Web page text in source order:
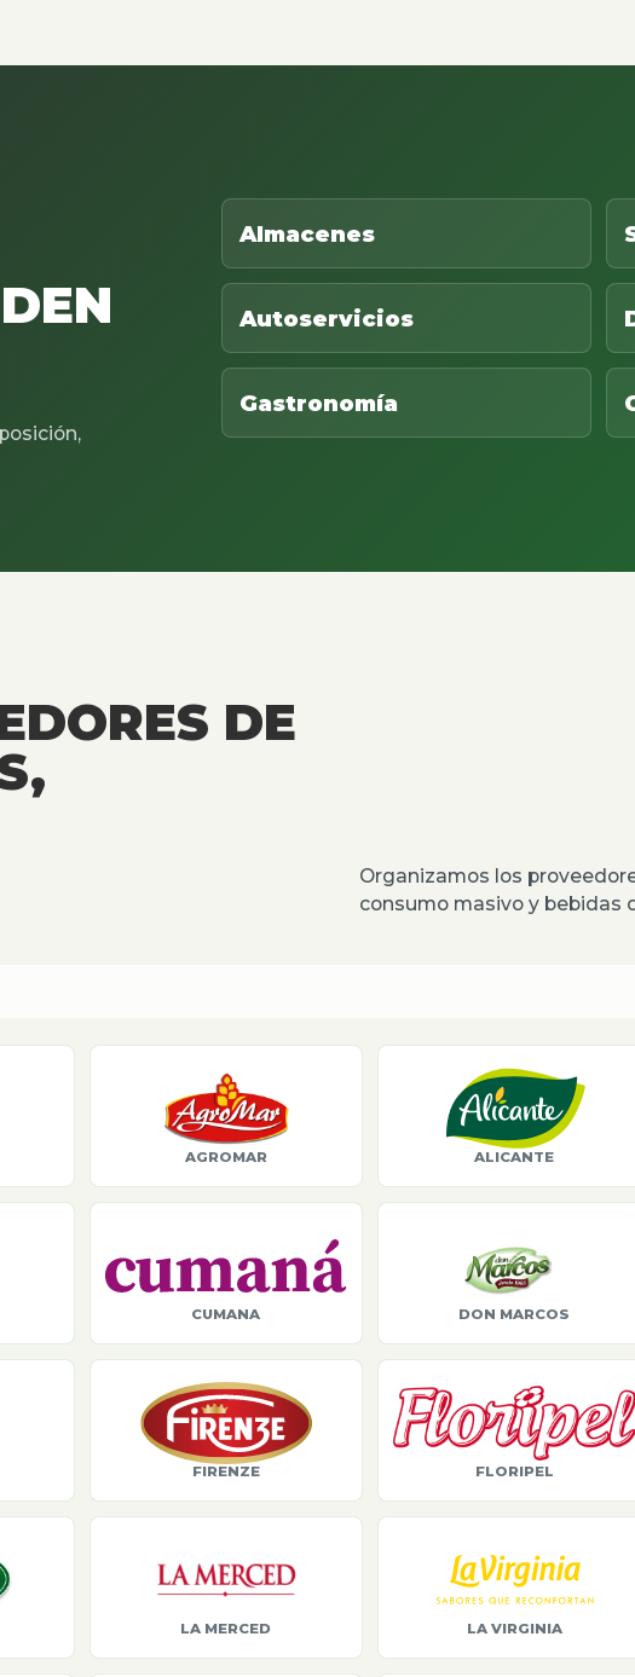
Almacenes
Autoservicios
Gastronomía
DE
Organizamos los
consumo masivo y bebidas
AGROMAR ALICANTE
CUMANA DON MARCOS
FIRENZE FLORIPEL
LA MERCED LA VIRGINIA